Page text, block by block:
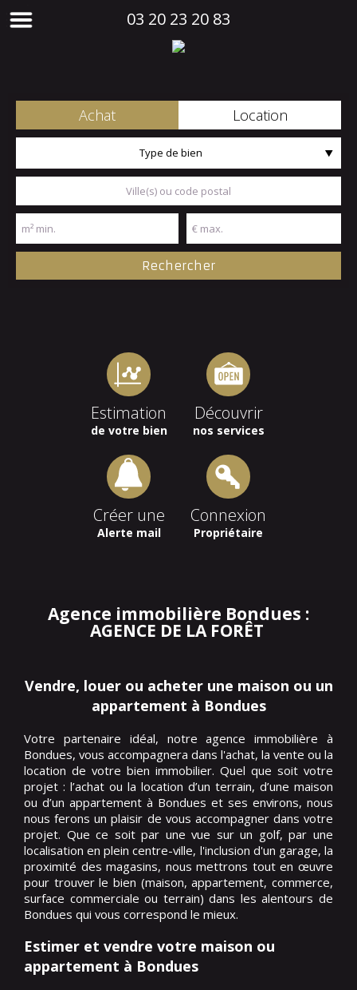
03 20 23 20 83
Achat Location
Type de bien
Estimation
de votre bien
Découvrir
nos services
Créer une
Alerte mail
Connexion
Propriétaire
Agence immobilière Bondues :
AGENCE DE LA FORÊT
Vendre, louer ou acheter une maison ou un
appartement à Bondues
Votre partenaire idéal, notre agence immobilière à
Bondues, vous accompagnera dans l'achat, la vente ou la
location de votre bien immobilier. Quel que soit votre
projet : l’achat ou la location d’un terrain, d’une maison
ou d’un appartement à Bondues et ses environs, nous
nous ferons un plaisir de vous accompagner dans votre
projet. Que ce soit par une vue sur un golf, par une
localisation en plein centre-ville, l'inclusion d'un garage, la
proximité des magasins, nous mettrons tout en œuvre
pour trouver le bien (maison, appartement, commerce,
surface commerciale ou terrain) dans les alentours de
Bondues qui vous correspond le mieux.
Estimer et vendre votre maison ou
appartement à Bondues